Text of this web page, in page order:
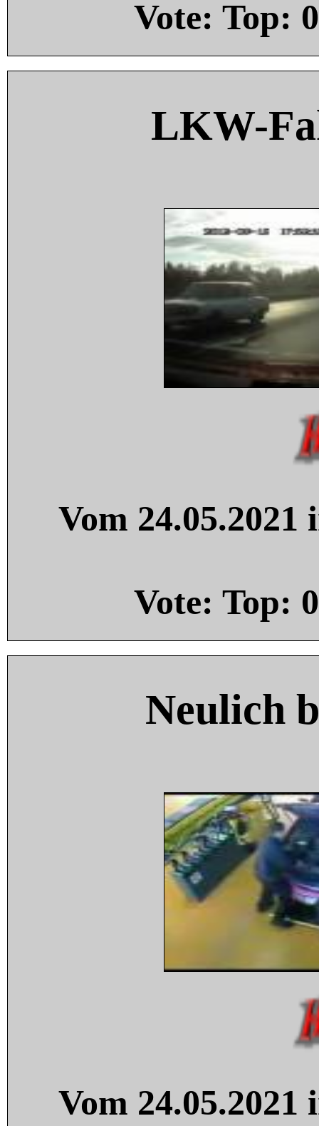
Vote: Top: 0
LKW-
Vom
Vote: Top: 0
Neulich
Vom